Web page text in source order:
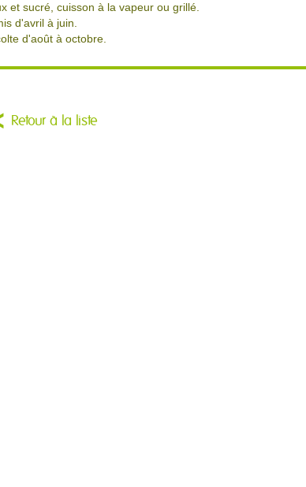
et sucré, cuisson à la vapeur ou grillé.
d'avril à juin.
d'août à octobre.
Retour à la liste